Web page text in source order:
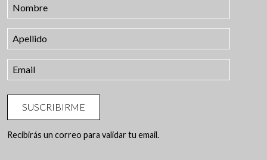
SUSCRIBIRME
Recibirás un correo para validar tu email.